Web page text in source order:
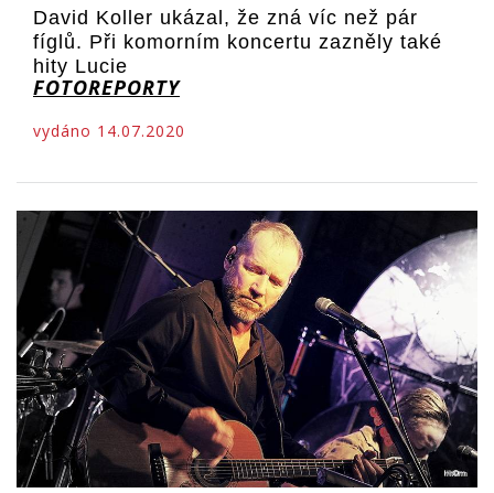
David Koller ukázal, že zná víc než pár
fíglů. Při komorním koncertu zazněly také
hity Lucie
FOTOREPORTY
vydáno 14.07.2020